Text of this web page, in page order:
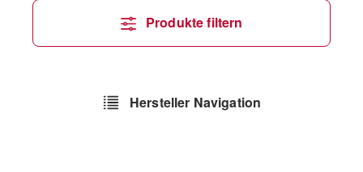
Produkte filtern
Hersteller Navigation